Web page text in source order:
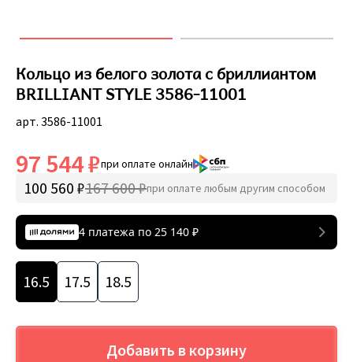
Кольцо из белого золота с бриллиантом
BRILLIANT STYLE 3586-11001
арт. 3586-11001
97 544 ₽при оплате онлайн
100 560 ₽167 600 ₽при оплате любым другим способом
4 платежа по 25 140 ₽
16.5 17.5 18.5
Добавить в корзину